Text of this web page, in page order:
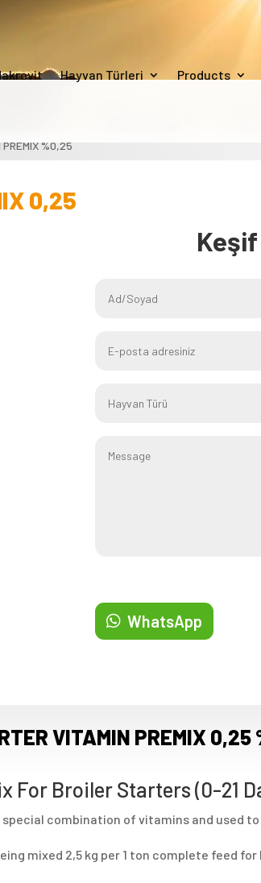
Hayvan Türleri Products
%0,25
0,25
Keşif
WhatsApp
VITAMIN PREMIX 0,25
For Broiler Starters (0-21
special combination of vitamins and used
mixed 2,5 kg per 1 ton complete feed